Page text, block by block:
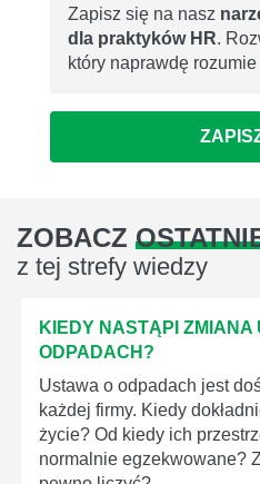
Zapisz się na nasz
dla praktyków HR.
który naprawdę
ZOBACZ
z tej strefy wiedzy
KIEDY NASTĄPI ZMIANA
ODPADACH?
Ustawa o odpadach jest
każdej firmy. Kiedy
życie? Od kiedy ich
normalnie egzekwowane?